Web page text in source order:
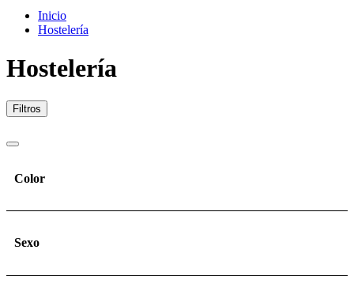
Inicio
Hostelería
Hostelería
Filtros
Color
Sexo